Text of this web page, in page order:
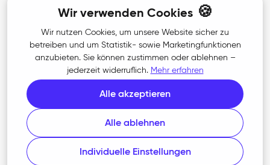
Über uns
Karriere
Kontakt
Presse
Rechtliches
Wir verwenden Cookies🍪
Wir nutzen Cookies, um unsere Website sicher zu
betreiben und um Statistik- sowie Marketingfunktionen
anzubieten. Sie können zustimmen oder ablehnen –
jederzeit widerruflich. Mehr erfahren
Alle akzeptieren
Alle ablehnen
Individuelle Einstellungen